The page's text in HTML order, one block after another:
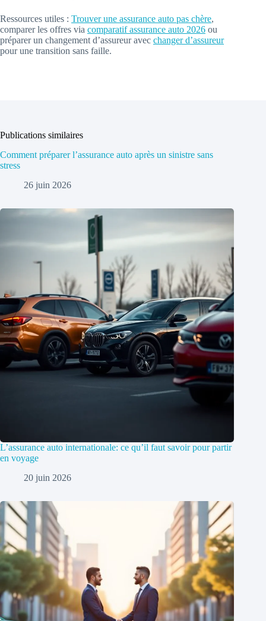
Ressources utiles : Trouver une assurance auto pas chère,
comparer les offres via comparatif assurance auto 2026 ou
préparer un changement d’assureur avec changer d’assureur
pour une transition sans faille.
Publications similaires
Comment préparer l’assurance auto après un sinistre sans
stress
26 juin 2026
L’assurance auto internationale: ce qu’il faut savoir pour partir
en voyage
20 juin 2026